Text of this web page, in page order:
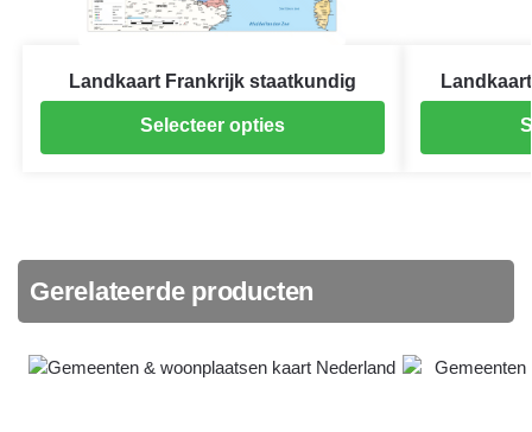
Landkaart Frankrijk staatkundig
Selecteer opties
Gerelateerde producten